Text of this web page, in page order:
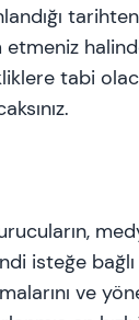
tabi
isteğe bağlı
ve